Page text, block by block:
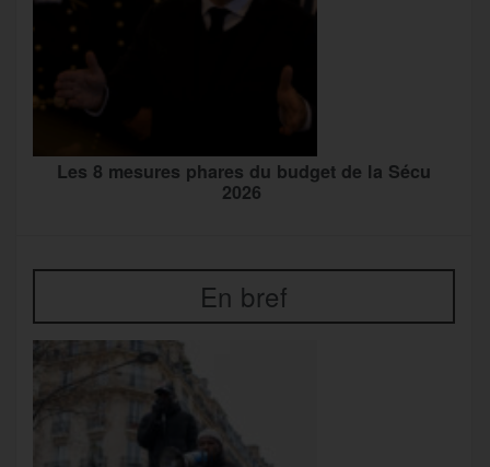
Les 8 mesures phares du budget de la Sécu
2026
En bref